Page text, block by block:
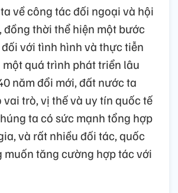
về công tác đối ngoại và hội
đồng thời thể hiện một bước
với tình hình và thực tiễn
một quá trình phát triển lâu
năm đổi mới, đất nước ta
trò, vị thế và uy tín quốc tế
ta có sức mạnh tổng hợp
và rất nhiều đối tác, quốc
muốn tăng cường hợp tác với